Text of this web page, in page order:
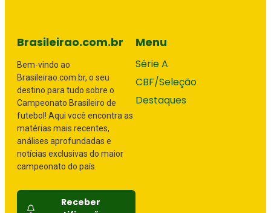
Brasileirao.com.br
Bem-vindo ao
Brasileirao.com.br, o seu
destino para tudo sobre o
Campeonato Brasileiro de
futebol! Aqui você encontra as
matérias mais recentes,
análises aprofundadas e
notícias exclusivas do maior
campeonato do país.
Receber
Menu
Série A
CBF/Seleção
Destaques